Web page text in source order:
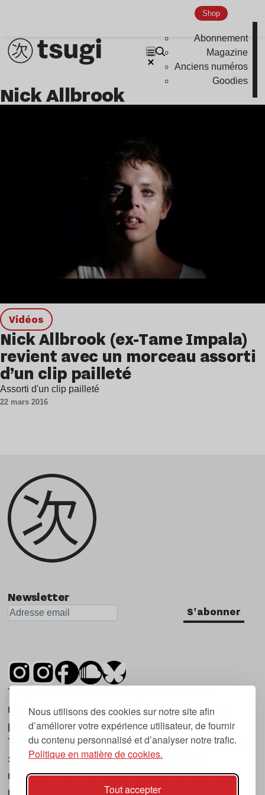
Nous utilisons des cookies sur notre site afin
d’améliorer votre expérience utilisateur, de fournir
du contenu personnalisé et d’analyser notre trafic.
Politique en matière de cookies.
Tout accepter
Shop
Abonnement
Magazine
Anciens numéros
Goodies
Nick Allbrook
Vidéos
Nick Allbrook (ex-Tame Impala)
revient avec un morceau assorti
d’un clip pailleté
Assorti d'un clip pailleté
22 mars 2016
Newsletter
S'abonner
Tsugi est un mensuel indépendant sur la
musique et les nouvelles tendances, dont la
première parution date de 2007.
Tsugi en japonais signifie « prochain », « suivant
», ce qui correspond à la thématique du
magazine, à l’affût des nouvelles tendances
musicales, qu’elles viennent de la musique